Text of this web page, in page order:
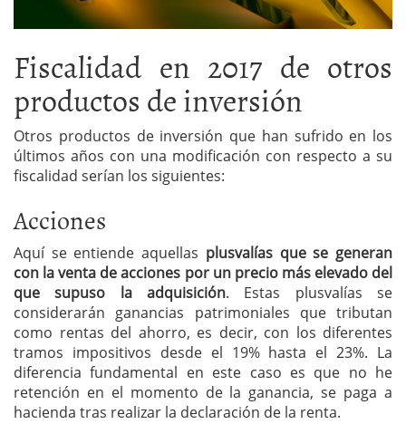
Fiscalidad en 2017 de otros
productos de inversión
Otros productos de inversión que han sufrido en los
últimos años con una modificación con respecto a su
fiscalidad serían los siguientes:
Acciones
Aquí se entiende aquellas plusvalías que se generan
con la venta de acciones por un precio más elevado del
que supuso la adquisición. Estas plusvalías se
considerarán ganancias patrimoniales que tributan
como rentas del ahorro, es decir, con los diferentes
tramos impositivos desde el 19% hasta el 23%. La
diferencia fundamental en este caso es que no he
retención en el momento de la ganancia, se paga a
hacienda tras realizar la declaración de la renta.